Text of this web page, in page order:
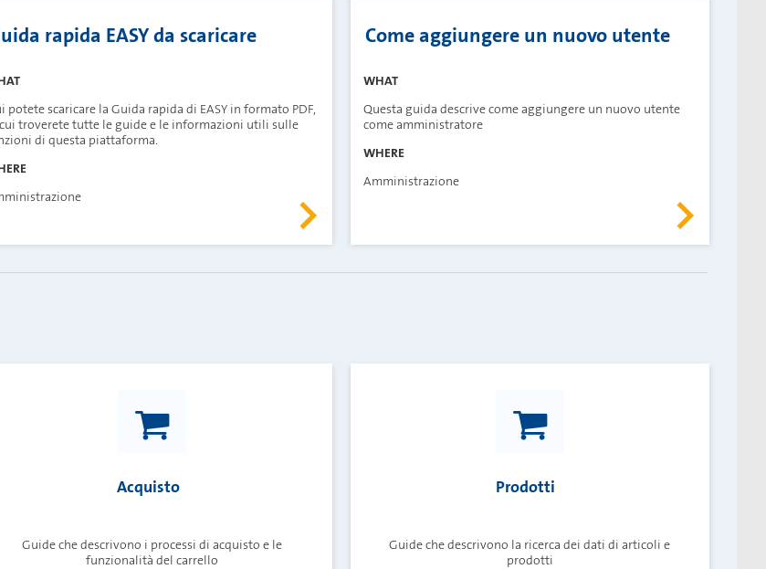
rapida EASY da scaricare
potete scaricare la Guida rapida di EASY in formato PDF,
troverete tutte le guide e le informazioni utili sulle
di questa piattaforma.
Come aggiungere un nuovo utente
WHAT
Questa guida descrive come aggiungere un nuovo utente
come amministratore
WHERE
Amministrazione
Acquisto
Guide che descrivono i processi di acquisto e le
funzionalità del carrello
Prodotti
Guide che descrivono la ricerca dei dati di articoli e
prodotti